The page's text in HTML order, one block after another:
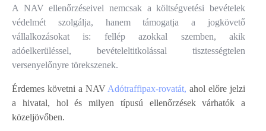
A NAV ellenőrzéseivel nemcsak a költségvetési bevételek
védelmét szolgálja, hanem támogatja a jogkövető
vállalkozásokat is: fellép azokkal szemben, akik
adóelkerüléssel, bevételeltitkolással tisztességtelen
versenyelőnyre törekszenek.
Érdemes követni a NAV Adótraffipax-rovatát, ahol előre jelzi
a hivatal, hol és milyen típusú ellenőrzések várhatók a
közeljövőben.